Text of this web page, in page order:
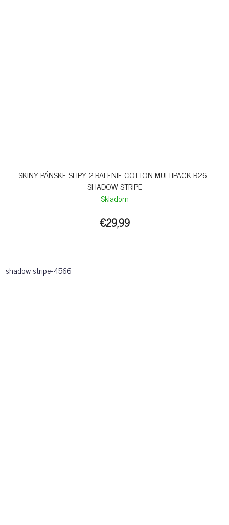
SKINY PÁNSKE SLIPY 2-BALENIE COTTON MULTIPACK B26 -
SHADOW STRIPE
Skladom
€29,99
shadow stripe-4566